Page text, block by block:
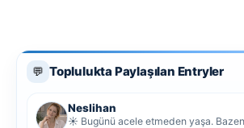
💬 Toplulukta Paylaşılan Entryler
Neslihan
☀️ Bugünü acele etmeden yaşa.